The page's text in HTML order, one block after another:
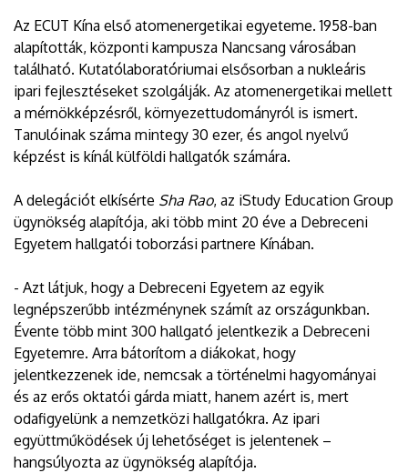
Az ECUT Kína első atomenergetikai egyeteme. 1958-ban
alapították, központi kampusza Nancsang városában
található. Kutatólaboratóriumai elsősorban a nukleáris
ipari fejlesztéseket szolgálják. Az atomenergetikai mellett
a mérnökképzésről, környezettudományról is ismert.
Tanulóinak száma mintegy 30 ezer, és angol nyelvű
képzést is kínál külföldi hallgatók számára.
A delegációt elkísérte Sha Rao, az iStudy Education Group
ügynökség alapítója, aki több mint 20 éve a Debreceni
Egyetem hallgatói toborzási partnere Kínában.
- Azt látjuk, hogy a Debreceni Egyetem az egyik
legnépszerűbb intézménynek számít az országunkban.
Évente több mint 300 hallgató jelentkezik a Debreceni
Egyetemre. Arra bátorítom a diákokat, hogy
jelentkezzenek ide, nemcsak a történelmi hagyományai
és az erős oktatói gárda miatt, hanem azért is, mert
odafigyelünk a nemzetközi hallgatókra. Az ipari
együttműködések új lehetőséget is jelentenek –
hangsúlyozta az ügynökség alapítója.